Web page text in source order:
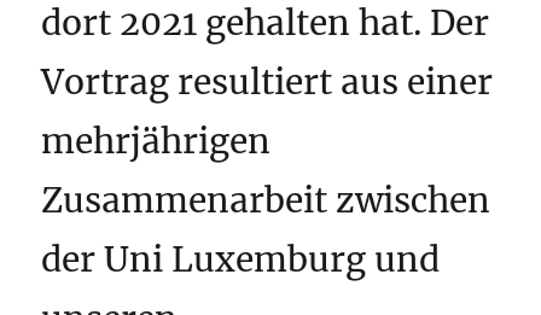
dort 2021 gehalten hat. Der
Vortrag resultiert aus einer
mehrjährigen
Zusammenarbeit zwischen
der Uni Luxemburg und